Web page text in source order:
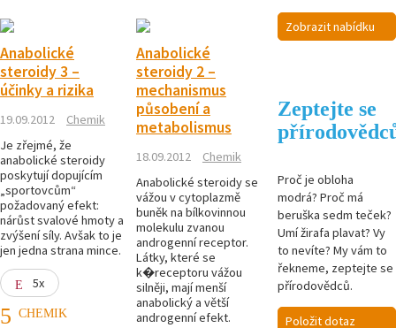
Anabolické
steroidy 3 –
účinky a rizika
19.09.2012
Chemik
Je zřejmé, že
anabolické steroidy
poskytují dopujícím
„sportovcům“
požadovaný efekt:
nárůst svalové hmoty a
zvýšení síly. Avšak to je
jen jedna strana mince.
5x
CHEMIK
Anabolické
steroidy 2 –
mechanismus
působení a
metabolismus
18.09.2012
Chemik
Anabolické steroidy se
vážou v cytoplazmě
buněk na bílkovinnou
molekulu zvanou
androgenní receptor.
Látky, které se
k�receptoru vážou
silněji, mají menší
anabolický a větší
androgenní efekt.
Zobrazit nabídku
Zeptejte se
Proč je obloha
modrá? Proč má
beruška sedm teček?
Umí žirafa plavat? Vy
to nevíte? My vám to
řekneme, zeptejte se
přírodovědců.
Položit dotaz